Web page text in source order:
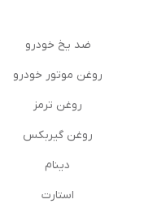
ضد یخ خودرو
روغن موتور خودرو
روغن ترمز
روغن گیربكس
دینام
استارت